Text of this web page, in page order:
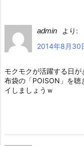
admin
より:
2014年8月30
モクモクが活躍する日が
布袋の「POISON」を聴
イしましょうｗ